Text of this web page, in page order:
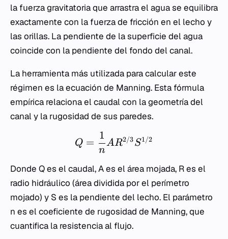
la fuerza gravitatoria que arrastra el agua se equilibra
exactamente con la fuerza de fricción en el lecho y
las orillas. La pendiente de la superficie del agua
coincide con la pendiente del fondo del canal.
La herramienta más utilizada para calcular este
régimen es la ecuación de Manning. Esta fórmula
empírica relaciona el caudal con la geometría del
canal y la rugosidad de sus paredes.
Q =
n
1
AR2/3S1/2
Donde Qes el caudal,Aes el área mojada, Res el
radio hidráulico (área dividida por el perímetro
mojado) y S es la pendiente del lecho. El parámetro
n es el coeficiente de rugosidad de Manning, que
cuantifica la resistencia al flujo.